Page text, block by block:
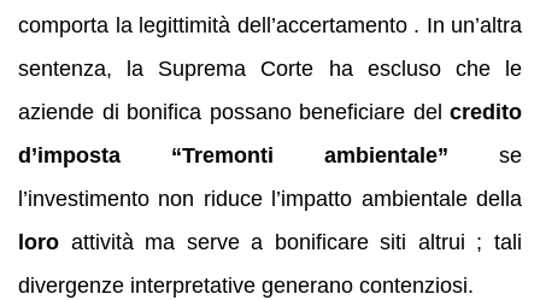
comporta la legittimità dell’accertamento . In un’altra
sentenza, la Suprema Corte ha escluso che le
aziende di bonifica possano beneficiare del credito
d’imposta “Tremonti ambientale” se
l’investimento non riduce l’impatto ambientale della
loro attività ma serve a bonificare siti altrui ; tali
divergenze interpretative generano contenziosi.